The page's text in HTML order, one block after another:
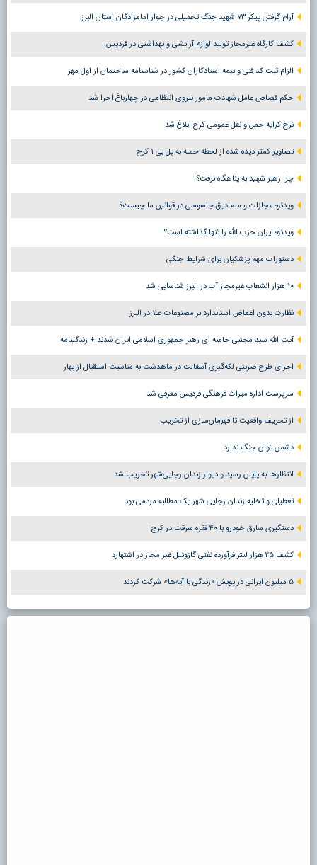
آرام گرفتن پیکر ۷۳ شهید جنگ تحمیلی در جوار امامزادگان استان البرز
کشف کارگاه غیرمجاز تولید لوازم آرایشی و بهداشتی در فردیس
الزام ثبت کد فنی و بیمه استادکاران کشور در شناسنامه ساختمان از اول مهر
حکم قصاص عامل شهادت مامور نیروی انتظامی در چهارباغ اجرا شد
نرخ کرایه حمل و نقل عمومی کرج ابلاغ شد
تصاویر کمتر دیده شده از لحظه حمله به پل بی ۱ کرج
چرا رهبر شهید به پناهگاه نرفت؟
ویدئو؛ مجازات و مصادیق جاسوسی در قوانین ما چیست؟
ویدئو؛ ایران حزب الله را تنها گذاشته است؟
دستورات مهم پزشکیان برای شرایط جنگی
۱۰ هزار انشعاب غیرمجاز آب در البرز شناسایی شد
نظارت بدون اغماض استاندارد بر مصنوعات طلا در البرز
آیت الله سید مجتبی خامنه ای رهبر جمهوری اسلامی ایران شدند + زندگینامه
اجرای طرح ضربتی لکه‌گیری آسفالت در ماهدشت به مناسبت استقبال از بهار
سرپرست اداره میراث فرهنگی فردیس معرفی شد
از تحریف واقعیت تا قهرمان‌سازی از تخریب
دشمن توان جنگ ندارد
انتظارها به پایان رسید و دیوار زندان رجایی‌شهر تخریب شد
تعطیلی و تخلیه زندان رجایی شهر یک مطالبه مردمی بود
دستگیری سارق خودرو با ۴۰ فقره سرقت در کرج
کشف ۲۵ هزار لیتر فرآورده نفتی گازوئیل غیر مجاز در اشتهارد
۵ میلیون ایرانی در پویش «زندگی با آیه‌ها» شرکت کردند